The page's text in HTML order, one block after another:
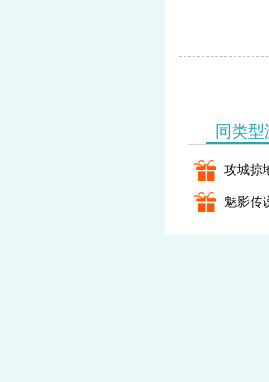
同类
攻城掠
魅影传